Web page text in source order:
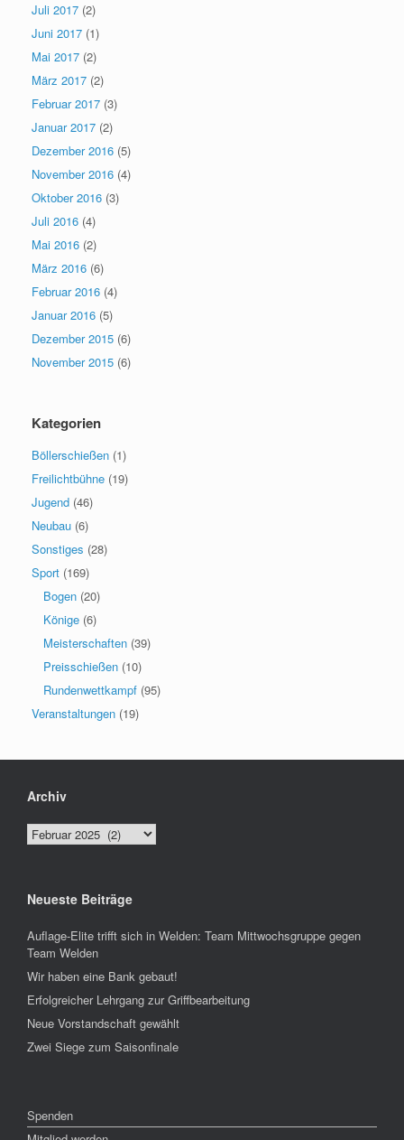
Juli 2017 (2)
Juni 2017 (1)
Mai 2017 (2)
März 2017 (2)
Februar 2017 (3)
Januar 2017 (2)
Dezember 2016 (5)
November 2016 (4)
Oktober 2016 (3)
Juli 2016 (4)
Mai 2016 (2)
März 2016 (6)
Februar 2016 (4)
Januar 2016 (5)
Dezember 2015 (6)
November 2015 (6)
Kategorien
Böllerschießen (1)
Freilichtbühne (19)
Jugend (46)
Neubau (6)
Sonstiges (28)
Sport (169)
Bogen (20)
Könige (6)
Meisterschaften (39)
Preisschießen (10)
Rundenwettkampf (95)
Veranstaltungen (19)
Archiv
Archiv
Neueste Beiträge
Auflage-Elite trifft sich in Welden: Team Mittwochsgruppe gegen
Team Welden
Wir haben eine Bank gebaut!
Erfolgreicher Lehrgang zur Griffbearbeitung
Neue Vorstandschaft gewählt
Zwei Siege zum Saisonfinale
Spenden